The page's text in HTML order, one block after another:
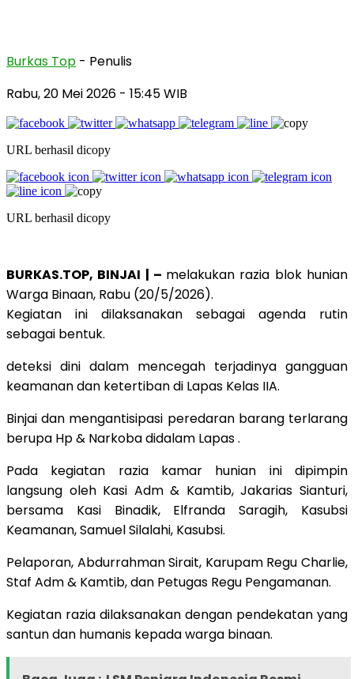
Burkas Top - Penulis
Rabu, 20 Mei 2026 - 15:45 WIB
URL berhasil dicopy
URL berhasil dicopy
BURKAS.TOP, BINJAI | – melakukan razia blok hunian
Warga Binaan, Rabu (20/5/2026).
Kegiatan ini dilaksanakan sebagai agenda rutin
sebagai bentuk.
deteksi dini dalam mencegah terjadinya gangguan
keamanan dan ketertiban di Lapas Kelas IIA.
Binjai dan mengantisipasi peredaran barang terlarang
berupa Hp & Narkoba didalam Lapas .
Pada kegiatan razia kamar hunian ini dipimpin
langsung oleh Kasi Adm & Kamtib, Jakarias Sianturi,
bersama Kasi Binadik, Elfranda Saragih, Kasubsi
Keamanan, Samuel Silalahi, Kasubsi.
Pelaporan, Abdurrahman Sirait, Karupam Regu Charlie,
Staf Adm & Kamtib, dan Petugas Regu Pengamanan.
Kegiatan razia dilaksanakan dengan pendekatan yang
santun dan humanis kepada warga binaan.